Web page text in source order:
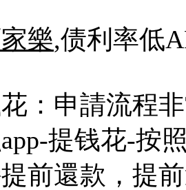
樂,债利率低
：申請流程
提钱花-按
前還款，提